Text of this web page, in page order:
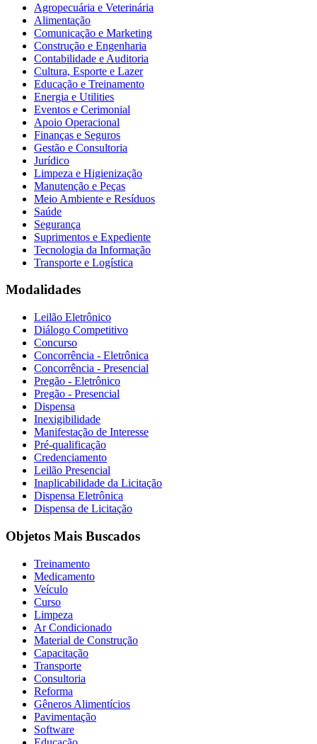
Agropecuária e Veterinária
Alimentação
Comunicação e Marketing
Construção e Engenharia
Contabilidade e Auditoria
Cultura, Esporte e Lazer
Educação e Treinamento
Energia e Utilities
Eventos e Cerimonial
Apoio Operacional
Finanças e Seguros
Gestão e Consultoria
Jurídico
Limpeza e Higienização
Manutenção e Peças
Meio Ambiente e Resíduos
Saúde
Segurança
Suprimentos e Expediente
Tecnologia da Informação
Transporte e Logística
Modalidades
Leilão Eletrônico
Diálogo Competitivo
Concurso
Concorrência - Eletrônica
Concorrência - Presencial
Pregão - Eletrônico
Pregão - Presencial
Dispensa
Inexigibilidade
Manifestação de Interesse
Pré-qualificação
Credenciamento
Leilão Presencial
Inaplicabilidade da Licitação
Dispensa Eletrônica
Dispensa de Licitação
Objetos Mais Buscados
Treinamento
Medicamento
Veículo
Curso
Limpeza
Ar Condicionado
Material de Construção
Capacitação
Transporte
Consultoria
Reforma
Gêneros Alimentícios
Pavimentação
Software